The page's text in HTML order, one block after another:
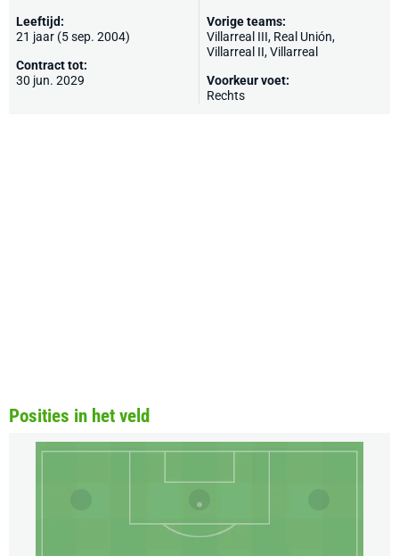
Leeftijd:
21 jaar (5 sep. 2004)
Contract tot:
30 jun. 2029
Vorige teams:
Villarreal III, Real Unión,
Villarreal II,Villarreal
Voorkeur voet:
Rechts
Posities in het veld